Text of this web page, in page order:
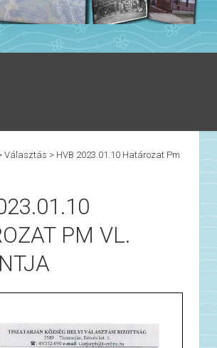
Választás > HVB 2023.01.10 Határozat Pm
PM VL.